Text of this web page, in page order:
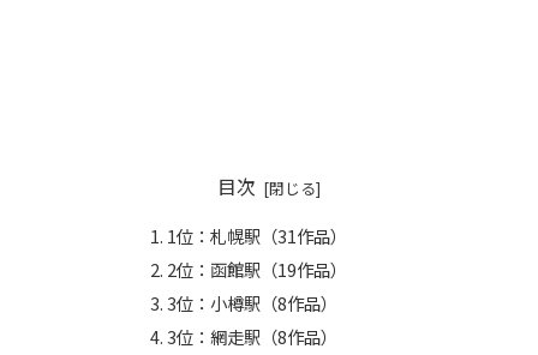
目次
1位：札幌駅（31作品）
2位：函館駅（19作品）
3位：小樽駅（8作品）
3位：網走駅（8作品）